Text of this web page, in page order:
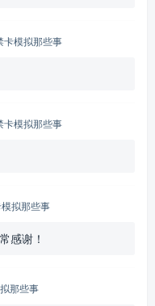
卡模拟那些事
卡模拟那些事
拟那些事
感谢！
那些事